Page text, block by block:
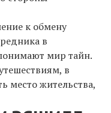
к обмену
в
мир тайн.
в
место жительства,